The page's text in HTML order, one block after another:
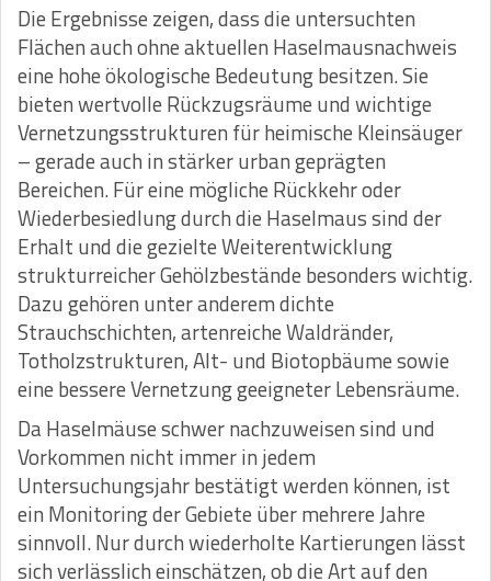
Die Ergebnisse zeigen, dass die untersuchten
Flächen auch ohne aktuellen Haselmausnachweis
eine hohe ökologische Bedeutung besitzen. Sie
bieten wertvolle Rückzugsräume und wichtige
Vernetzungsstrukturen für heimische Kleinsäuger
– gerade auch in stärker urban geprägten
Bereichen. Für eine mögliche Rückkehr oder
Wiederbesiedlung durch die Haselmaus sind der
Erhalt und die gezielte Weiterentwicklung
strukturreicher Gehölzbestände besonders wichtig.
Dazu gehören unter anderem dichte
Strauchschichten, artenreiche Waldränder,
Totholzstrukturen, Alt- und Biotopbäume sowie
eine bessere Vernetzung geeigneter Lebensräume.
Da Haselmäuse schwer nachzuweisen sind und
Vorkommen nicht immer in jedem
Untersuchungsjahr bestätigt werden können, ist
ein Monitoring der Gebiete über mehrere Jahre
sinnvoll. Nur durch wiederholte Kartierungen lässt
sich verlässlich einschätzen, ob die Art auf den